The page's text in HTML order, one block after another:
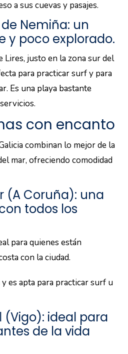
a sus cuevas y pasajes.
Nemiña: un
y poco explorado.
Lires, justo en la zona sur del
para practicar surf y para
Es una playa bastante
con encanto
combinan lo mejor de la
mar, ofreciendo comodidad
(A Coruña): una
todos los
para quienes están
con la ciudad.
es apta para practicar surf u
(Vigo): ideal para
de la vida